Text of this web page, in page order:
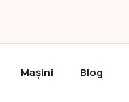
(current)
Mașini Blog